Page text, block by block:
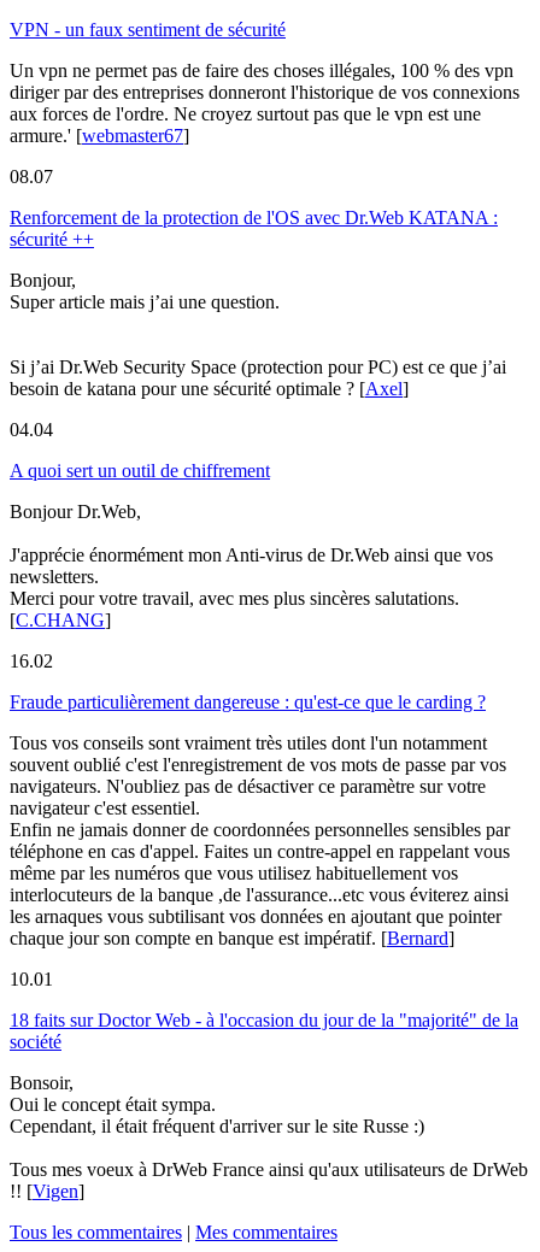
VPN - un faux sentiment de sécurité
Un vpn ne permet pas de faire des choses illégales, 100 % des vpn
diriger par des entreprises donneront l'historique de vos connexions
aux forces de l'ordre. Ne croyez surtout pas que le vpn est une
armure.' [webmaster67]
08.07
Renforcement de la protection de l'OS avec Dr.Web KATANA :
sécurité ++
Bonjour,
Super article mais j’ai une question.
Si j’ai Dr.Web Security Space (protection pour PC) est ce que j’ai
besoin de katana pour une sécurité optimale ? [Axel]
04.04
A quoi sert un outil de chiffrement
Bonjour Dr.Web,
J'apprécie énormément mon Anti-virus de Dr.Web ainsi que vos
newsletters.
Merci pour votre travail, avec mes plus sincères salutations.
[C.CHANG]
16.02
Fraude particulièrement dangereuse : qu'est-ce que le carding ?
Tous vos conseils sont vraiment très utiles dont l'un notamment
souvent oublié c'est l'enregistrement de vos mots de passe par vos
navigateurs. N'oubliez pas de désactiver ce paramètre sur votre
navigateur c'est essentiel.
Enfin ne jamais donner de coordonnées personnelles sensibles par
téléphone en cas d'appel. Faites un contre-appel en rappelant vous
même par les numéros que vous utilisez habituellement vos
interlocuteurs de la banque ,de l'assurance...etc vous éviterez ainsi
les arnaques vous subtilisant vos données en ajoutant que pointer
chaque jour son compte en banque est impératif. [Bernard]
10.01
18 faits sur Doctor Web - à l'occasion du jour de la "majorité" de la
société
Bonsoir,
Oui le concept était sympa.
Cependant, il était fréquent d'arriver sur le site Russe :)
Tous mes voeux à DrWeb France ainsi qu'aux utilisateurs de DrWeb
!! [Vigen]
Tous les commentaires | Mes commentaires